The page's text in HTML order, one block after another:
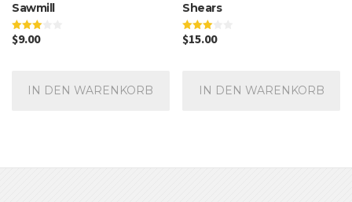
Sawmill
Bewertet
$9.00
IN DEN WARENKORB
Shears
Bewertet
$15.00
IN DEN WARENKORB